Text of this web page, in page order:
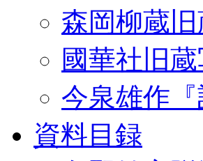
森岡柳蔵
國華社旧
今泉雄作『
資料目録